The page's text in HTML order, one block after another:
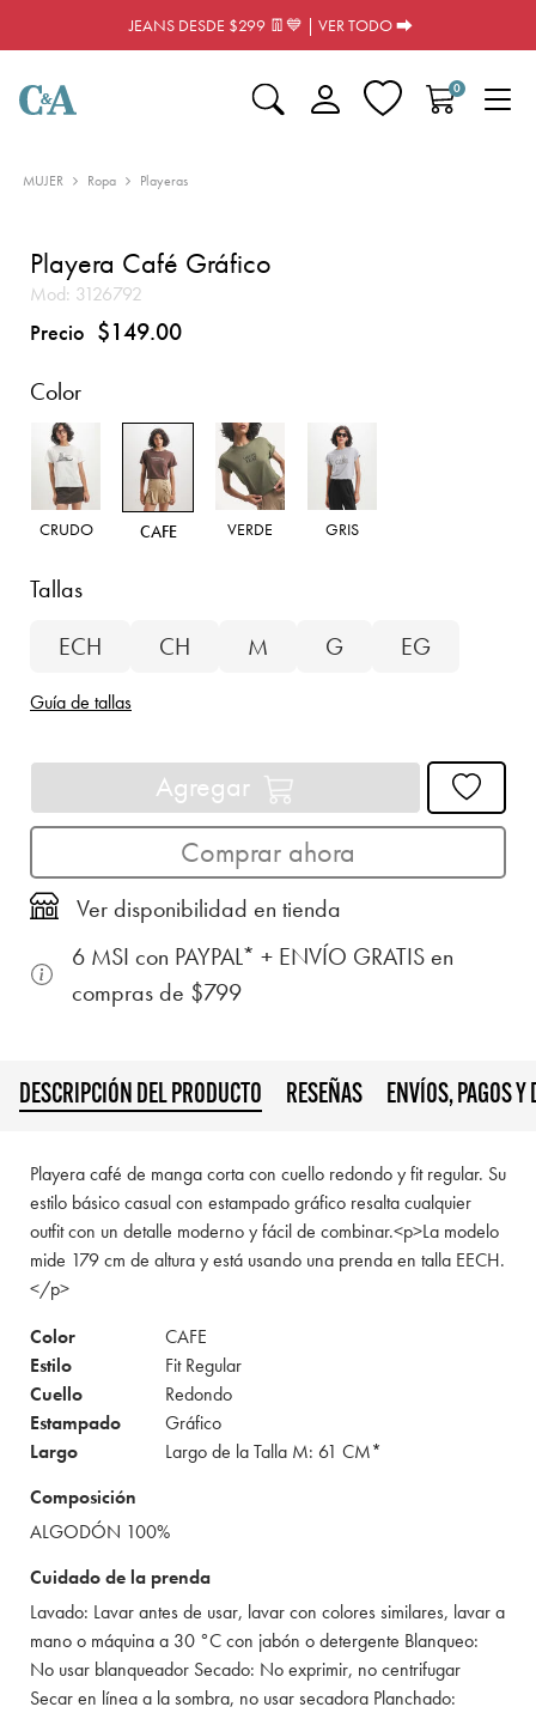
JEANS DESDE $299 👖💙 | VER TODO ⮕
0
MUJER Ropa Playeras
Playera Café Gráfico
Mod: 3126792
Precio $149.00
Color
CRUDO CAFE VERDE GRIS
Tallas
ECH
CH M G EG
Guía de tallas
Agregar
Comprar ahora
Ver disponibilidad en tienda
6 MSI con PAYPAL* + ENVÍO GRATIS en
compras de $799
DESCRIPCIÓN DEL PRODUCTO RESEÑAS ENVÍOS, PAGOS Y
Playera café de manga corta con cuello redondo y fit regular. Su
estilo básico casual con estampado gráfico resalta cualquier
outfit con un detalle moderno y fácil de combinar.<p>La modelo
mide 179 cm de altura y está usando una prenda en talla EECH.
</p>
Color
CAFE
Estilo
Fit Regular
Cuello
Redondo
Estampado
Gráfico
Largo
Largo de la Talla M: 61 CM*
Composición
ALGODÓN 100%
Cuidado de la prenda
Lavado: Lavar antes de usar, lavar con colores similares, lavar a
mano o máquina a 30 °C con jabón o detergente Blanqueo:
No usar blanqueador Secado: No exprimir, no centrifugar
Secar en línea a la sombra, no usar secadora Planchado: